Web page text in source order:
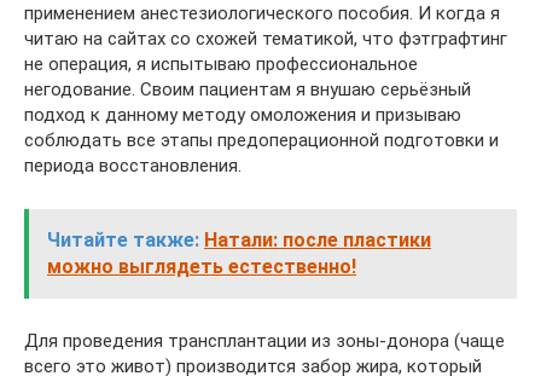
применением анестезиологического пособия. И когда я
читаю на сайтах со схожей тематикой, что фэтграфтинг
не операция, я испытываю профессиональное
негодование. Своим пациентам я внушаю серьёзный
подход к данному методу омоложения и призываю
соблюдать все этапы предоперационной подготовки и
периода восстановления.
Читайте также: Натали: после пластики
можно выглядеть естественно!
Для проведения трансплантации из зоны-донора (чаще
всего это живот) производится забор жира, который